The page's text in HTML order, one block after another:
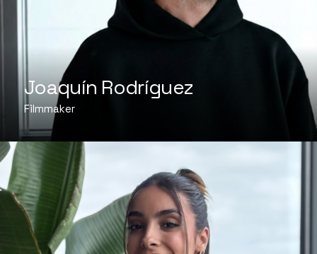
Joaquín Rodríguez
Filmmaker